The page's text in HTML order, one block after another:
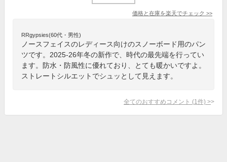
価格と在庫を楽天でチェック >>
RRgypsies(60代・男性)
ノースフェイスのレディース向けのスノーボード用のパン
ツです。2025-26年冬の新作で、時代の最先端を行ってい
ます。防水・防風性に優れており、とても暖かいですよ。
ストレートシルエットでシュッとして見えます。
全てのおすすめコメント (1 件) >